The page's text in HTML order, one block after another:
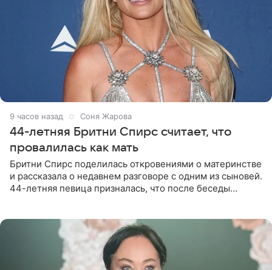
9 часов назад Соня Жарова
44-летняя Бритни Спирс считает, что
провалилась как мать
Бритни Спирс поделилась откровениями о материнстве
и рассказала о недавнем разговоре с одним из сыновей.
44-летняя певица призналась, что после беседы